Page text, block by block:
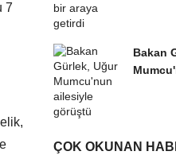
7
Bakan
ÇOK OKUNAN